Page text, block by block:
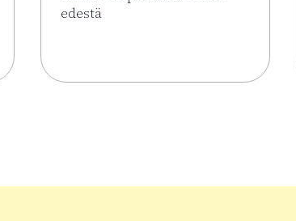
edestä
Lue lisää tapahtumasta Hämeenlinna